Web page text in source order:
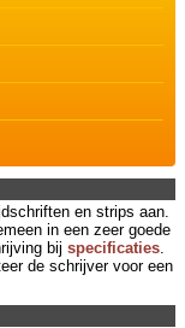
en strips aan.
in een zeer goede
bij specificaties.
de schrijver voor een